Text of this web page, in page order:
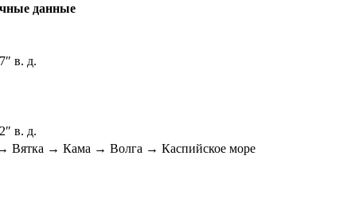
данные
в. д.
в. д.
Вятка → Кама → Волга → Каспийское море